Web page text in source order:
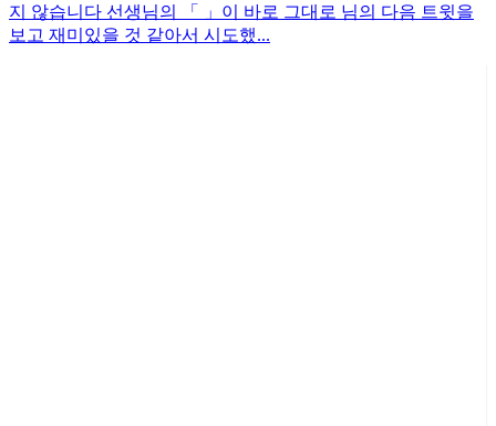
지 않습니다 선생님의 「 」이 바로 그대로 님의 다음 트윗을
보고 재미있을 것 같아서 시도했...